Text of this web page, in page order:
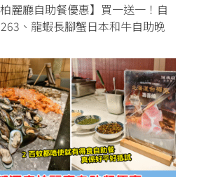
麗廳自助餐優惠】買一送一！自
、龍蝦長腳蟹日本和牛自助晚